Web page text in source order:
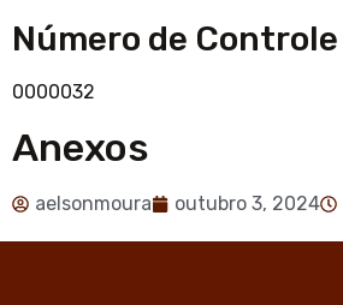
Número de Controle
0000032
Anexos
aelsonmoura outubro 3, 2024